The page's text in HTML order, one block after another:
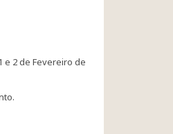
e 2 de Fevereiro de